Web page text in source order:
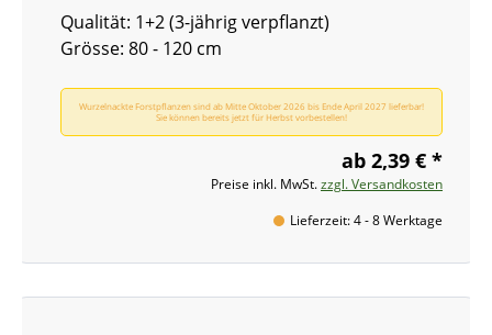
Qualität: 1+2 (3-jährig verpflanzt)
Grösse: 80 - 120 cm
Wurzelnackte Forstpflanzen sind ab Mitte Oktober 2026 bis Ende April 2027 lieferbar!
Sie können bereits jetzt für Herbst vorbestellen!
ab 2,39 € *
Preise inkl. MwSt.zzgl. Versandkosten
Lieferzeit: 4 - 8 Werktage